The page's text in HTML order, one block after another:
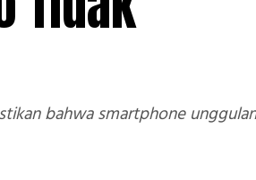
bahwa smartphone